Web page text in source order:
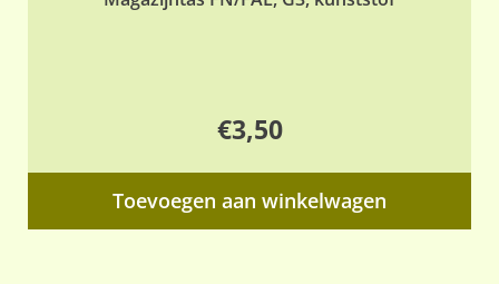
€3,50
Toevoegen aan winkelwagen